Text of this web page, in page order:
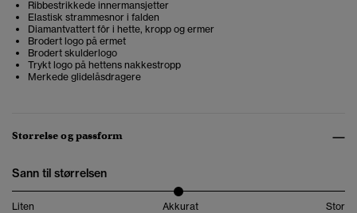
Ribbestrikkede innermansjetter
Elastisk strammesnor i falden
Diamantvattert fôr i hette, kropp og ermer
Brodert logo på ermet
Brodert skulderlogo
Trykt logo på hettens nakkestropp
Merkede glidelåsdragere
Størrelse og passform
Sann til størrelsen
Liten Akkurat Stor